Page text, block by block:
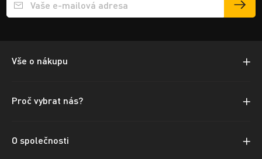
Přihlášení e-mailu k odběru
Vše o nákupu
Proč vybrat nás?
O společnosti